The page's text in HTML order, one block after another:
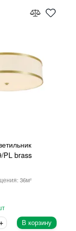
PL brass
36
В корзину